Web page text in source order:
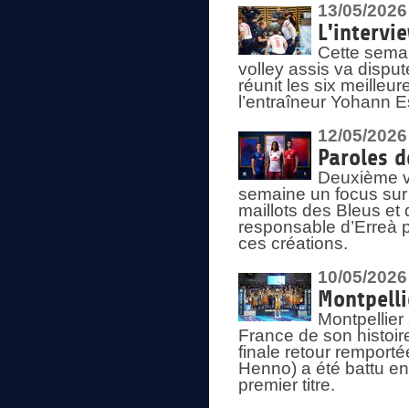
13/05/2026
Cette
volley assis va
réunit les six
l’entraîneur Yohann
12/05/2026
Paroles
Deuxième
semaine un focus
maillots des Bleus et
responsable d’Erreà
ces créations.
10/05/2026
France de son
finale retour
Henno) a été battu
premier titre.